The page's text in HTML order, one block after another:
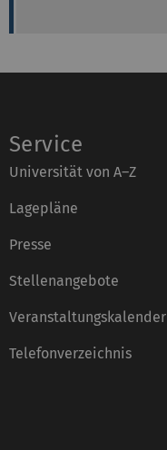
Service
Universität von A–Z
Lagepläne
Presse
Stellenangebote
Veranstaltungskalender
Telefonverzeichnis